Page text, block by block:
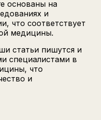
основаны на
и
что соответствует
медицины.
статьи пишутся и
специалистами в
что
и